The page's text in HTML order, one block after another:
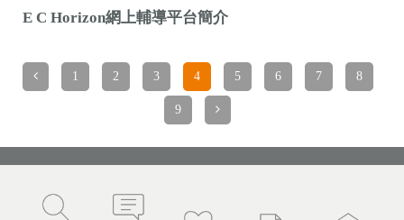
E C Horizon網上輔導平台簡介
1 2 3 4 5 6 7 8
9